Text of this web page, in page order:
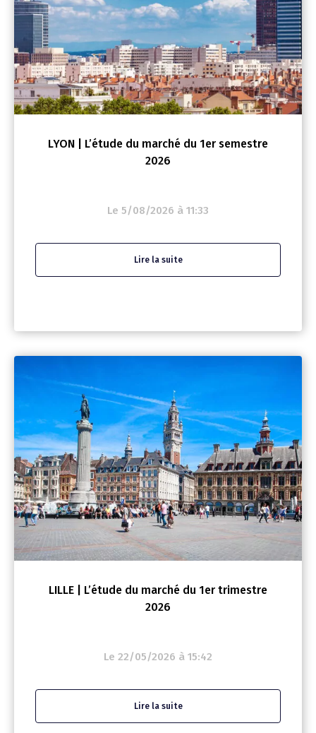
LYON | L’étude du marché du 1er semestre
2026
Le 5/08/2026 à 11:33
Lire la suite
LILLE | L’étude du marché du 1er trimestre
2026
Le 22/05/2026 à 15:42
Lire la suite